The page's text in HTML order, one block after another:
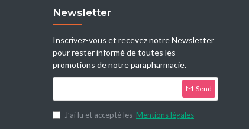
Newsletter
Inscrivez-vous et recevez notre Newsletter
pour rester informé de toutes les
promotions de notre parapharmacie.
Send
J’ai lu et accepté les Mentions légales